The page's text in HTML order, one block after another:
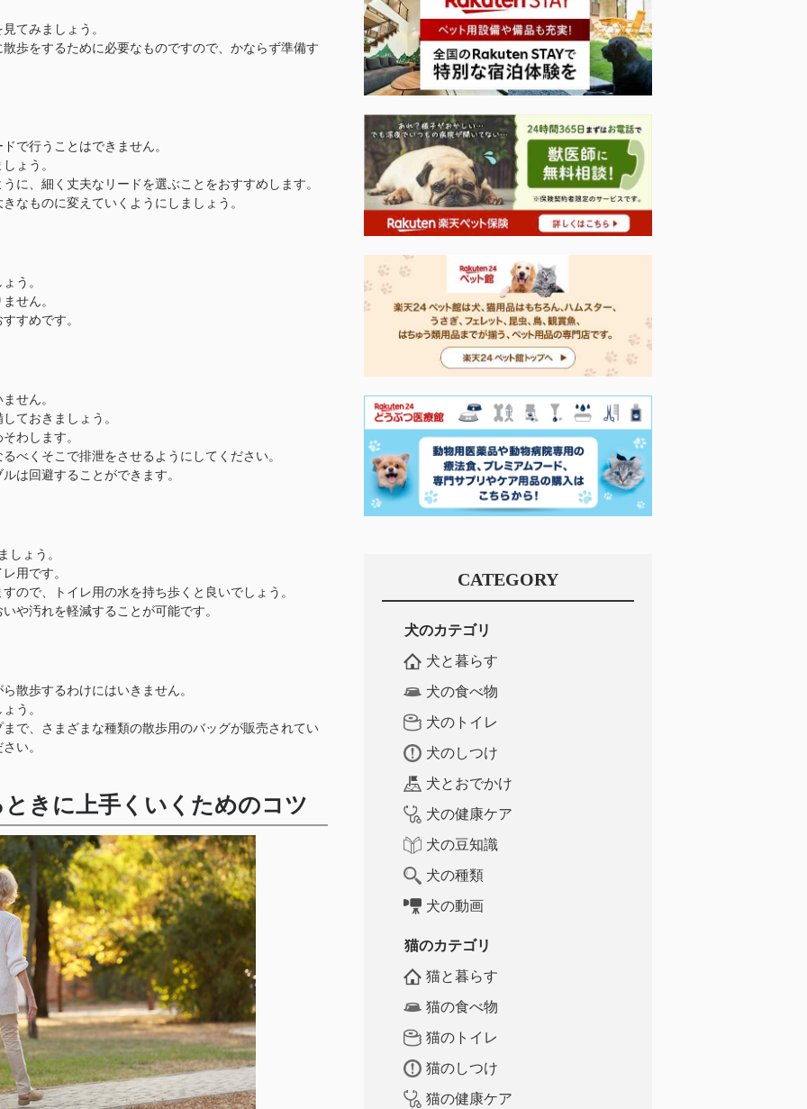
てみましょう。
歩をするために必要なものですので、かならず準備す
で行うことはできません。
ょう。
に、細く丈夫なリードを選ぶことをおすすめします。
なものに変えていくようにしましょう。
う。
せん。
すめです。
せん。
ておきましょう。
わします。
べくそこで排泄をさせるようにしてください。
は回避することができます。
しょう。
用です。
ので、トイレ用の水を持ち歩くと良いでしょう。
や汚れを軽減することが可能です。
散歩するわけにはいきません。
う。
で、さまざまな種類の散歩用のバッグが販売されてい
い。
きに上手くいくためのコツ
CATEGORY
犬のカテゴリ
犬と暮らす
犬の食べ物
犬のトイレ
犬のしつけ
犬とおでかけ
犬の健康ケア
犬の豆知識
犬の種類
犬の動画
猫のカテゴリ
猫と暮らす
猫の食べ物
猫のトイレ
猫のしつけ
猫の健康ケア